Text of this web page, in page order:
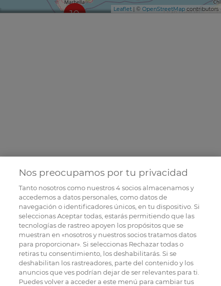
10 Leaflet | © OpenStreetMap contributors
Nos preocupamos por tu privacidad
Tanto nosotros como nuestros4socios almacenamos y
accedemos a datos personales, como datos de
navegación o identificadores únicos, en tu dispositivo. Si
seleccionas Aceptar todas, estarás permitiendo que las
tecnologías de rastreo apoyen los propósitos que se
muestran en «nosotros y nuestros socios tratamos datos
para proporcionar». Si seleccionas Rechazar todas o
retiras tu consentimiento, los deshabilitarás. Si se
deshabilitan los rastreadores, parte del contenido y los
anuncios que ves podrían dejar de ser relevantes para ti.
Puedes volver a acceder a este menú para cambiar tus